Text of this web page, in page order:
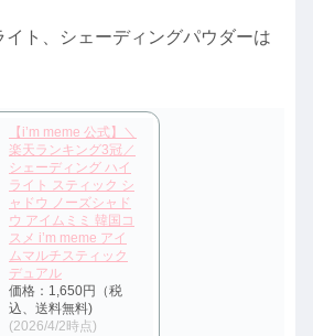
ト、シェーディングパウダーは
【i’m meme 公式】＼
楽天ランキング3冠／
シェーディング ハイ
ライト スティック シ
ャドウ ノーズシャド
ウ アイムミミ 韓国コ
スメ i’m meme アイ
ムマルチスティック
デュアル
価格：1,650円（税
込、送料無料)
(2026/4/2時点)